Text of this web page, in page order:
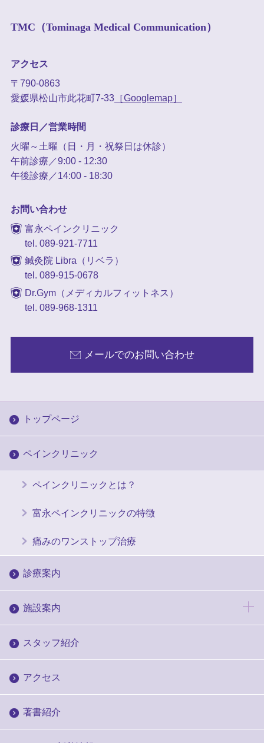
TMC（Tominaga Medical Communication）
アクセス
〒790-0863
愛媛県松山市此花町7-33［Googlemap］
診療日／営業時間
火曜～土曜（日・月・祝祭日は休診）
午前診療／9:00 - 12:30
午後診療／14:00 - 18:30
お問い合わせ
富永ペインクリニック
tel. 089-921-7711
鍼灸院 Libra（リベラ）
tel. 089-915-0678
Dr.Gym（メディカルフィットネス）
tel. 089-968-1311
メールでのお問い合わせ
トップページ
ペインクリニック
ペインクリニックとは？
富永ペインクリニックの特徴
痛みのワンストップ治療
診療案内
施設案内
スタッフ紹介
アクセス
著書紹介